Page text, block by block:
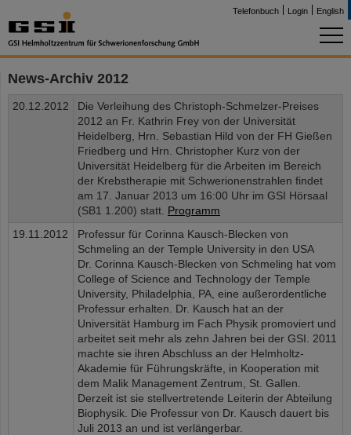
Telefonbuch Login English
News-Archiv 2012
20.12.2012
Die Verleihung des Christoph-Schmelzer-Preises
2012 an Fr. Kathrin Frey von der Universität
Heidelberg, Hrn. Sebastian Hild von der FH Gießen
Friedberg und Hrn. Christopher Kurz von der
Universität Heidelberg für die Arbeiten im Bereich
der Krebstherapie mit Schwerionenstrahlen findet
am 17. Januar 2013 um 16:00 Uhr im GSI Hörsaal
(SB1 1.200) statt. Programm
19.11.2012
Professur für Corinna Kausch-Blecken von
Schmeling an der Temple University in den USA
Dr. Corinna Kausch-Blecken von Schmeling hat vom
College of Science and Technology der Temple
University, Philadelphia, PA, eine außerordentliche
Professur erhalten. Dr. Kausch hat an der
Universität Hamburg im Fach Physik promoviert und
arbeitet seit mehr als zehn Jahren bei der GSI. 2011
machte sie ihren Abschluss an der Helmholtz-
Akademie für Führungskräfte, in Kooperation mit
dem Malik Management Zentrum, St. Gallen.
Derzeit ist sie stellvertretende Leiterin der Abteilung
Biophysik. Die Professur von Dr. Kausch dauert bis
Juli 2013 an und ist verlängerbar.